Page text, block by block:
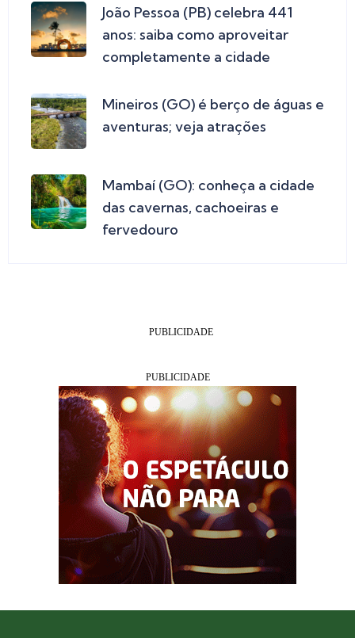
João Pessoa (PB) celebra 441
anos: saiba como aproveitar
completamente a cidade
Mineiros (GO) é berço de águas e
aventuras; veja atrações
Mambaí (GO): conheça a cidade
das cavernas, cachoeiras e
fervedouro